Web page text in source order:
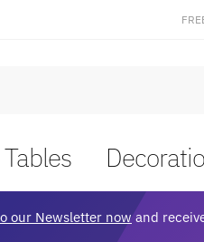
Tables
our Newsletter nowand